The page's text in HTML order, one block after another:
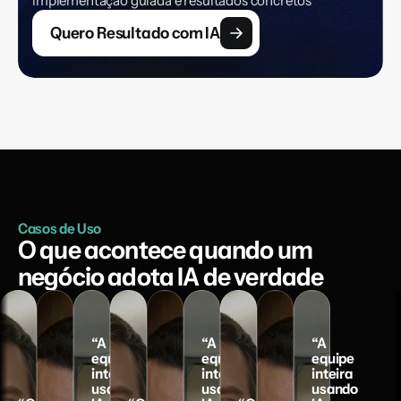
Quero Resultado com IA
Casos de Uso
O que acontece quando um
negócio adota IA de verdade
“A
equipe
inteira
usando
“A
equipe
inteira
usando
“A
equipe
inteira
usando